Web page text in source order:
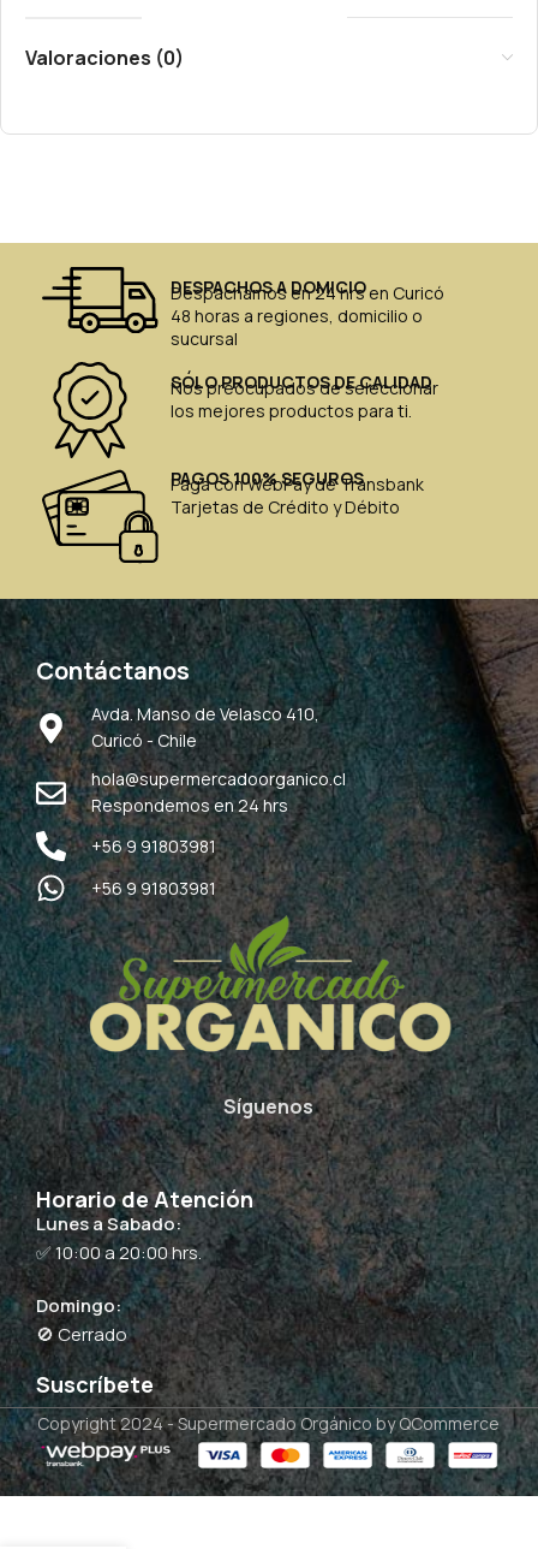
Valoraciones (0)
DESPACHOS A DOMICIO
Despachamos en 24 hrs en Curicó
48 horas a regiones, domicilio o
sucursal
SÓLO PRODUCTOS DE CALIDAD
Nos preocupados de seleccionar
los mejores productos para ti.
PAGOS 100% SEGUROS
Paga con WebPay de Transbank
Tarjetas de Crédito y Débito
Contáctanos
Avda. Manso de Velasco 410,
Curicó - Chile
hola@supermercadoorganico.cl
Respondemos en 24 hrs
+56 9 91803981
+56 9 91803981
Síguenos
Horario de Atención
Lunes a Sabado:
✅ 10:00 a 20:00 hrs.
Domingo:
🚫 Cerrado
Suscríbete
Copyright 2024 -Supermercado Orgánico by QCommerce